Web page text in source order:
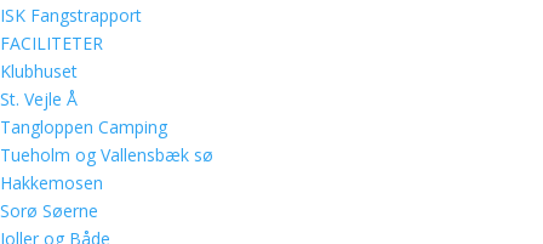
ISK Fangstrapport
FACILITETER
Klubhuset
St. Vejle Å
Tangloppen Camping
Tueholm og Vallensbæk sø
Hakkemosen
Sorø Søerne
Joller og Både